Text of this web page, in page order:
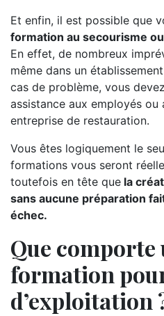
Et enfin, il est possible que
formation au secourisme
En effet, de nombreux
même dans un
cas de problème, vous
assistance aux employés
entreprise de restauration.
Vous êtes logiquement le
formations vous seront
toutefois en tête que la
sans aucune préparation
échec.
Que comporte
formation
d’exploitation